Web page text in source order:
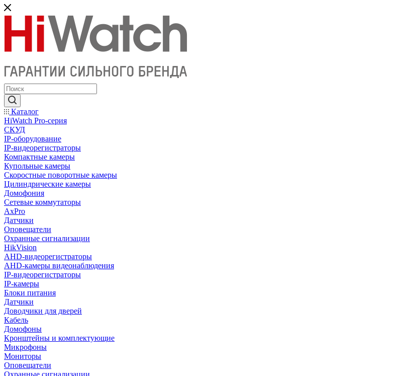
Каталог
HiWatch Pro-серия
CКУД
IP-оборудование
IP-видеорегистраторы
Компактные камеры
Купольные камеры
Скоростные поворотные камеры
Цилиндрические камеры
Домофония
Сетевые коммутаторы
AxPro
Датчики
Оповещатели
Охранные сигнализации
HikVision
AHD-видеорегистраторы
AHD-камеры видеонаблюдения
IP-видеорегистраторы
IP-камеры
Блоки питания
Датчики
Доводчики для дверей
Кабель
Домофоны
Кронштейны и комплектующие
Микрофоны
Мониторы
Оповещатели
Охранные сигнализации